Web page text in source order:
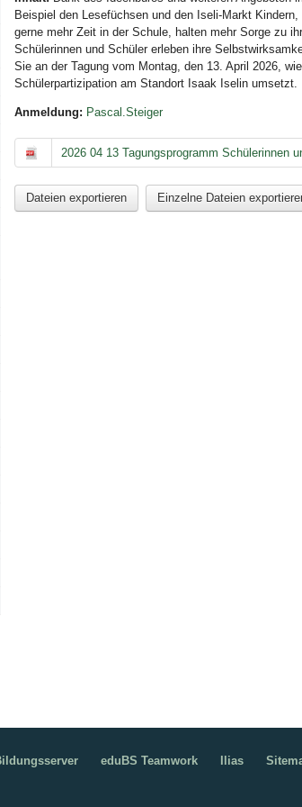
Beispiel den Lesefüchsen und den Iseli-Markt
gerne mehr Zeit in der Schule, halten mehr Sorge zu
Schülerinnen und Schüler erleben ihre
Sie an der Tagung vom Montag, den 13. April 2026,
Schülerpartizipation am Standort Isaak Iselin umsetzt.
Anmeldung: Pascal.Steiger
2026 04 13 Tagungsprogramm Schülerinnen
Dateien exportieren Einzelne Dateien
eduBS Teamwork Ilias